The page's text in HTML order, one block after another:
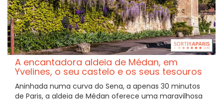
A encantadora aldeia de Médan, em
Yvelines, o seu castelo e os seus tesouros
Aninhada numa curva do Sena, a apenas 30 minutos
de Paris, a aldeia de Médan oferece uma maravilhosa